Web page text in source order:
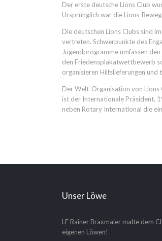
Der erste deutsche Lions Club
Ursprünglich war die Lions-
Die deutschen Lions Clubs sind
vertreten. Schwerpunkte des
Jugendprogramme umfassen
den Friedensplakatwettbewerb
organisieren Hilfslieferungen und
Der Welt-Organisation von
ist der Internationale Präsident.
neben Rotary International die
Unser Löwe
LF Rainer Braxmaier malte dem
eigenen Löwen!